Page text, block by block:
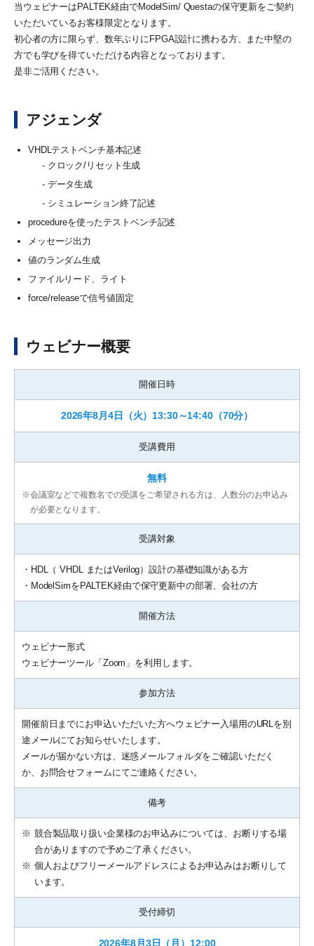
当ウェビナーはPALTEK経由でModelSim/ Questaの保守更新をご契約
いただいているお客様限定となります。
初心者の方に限らず、数年ぶりにFPGA設計に携わる方、また中堅の
方でも学びを得ていただける内容となっております。
是非ご活用ください。
アジェンダ
VHDLテストベンチ基本記述
クロック/リセット生成
データ生成
シミュレーション終了記述
procedureを使ったテストベンチ記述
メッセージ出力
値のランダム生成
ファイルリード、ライト
force/releaseで信号値固定
ウェビナー概要
開催日時
2026年8月4日（火）13:30～14:40（70分）
受講費用
無料
※会議室などで複数名での受講をご希望される方は、人数分のお申込み
が必要となります。
受講対象
・HDL（ VHDL またはVerilog）設計の基礎知識がある方
・ModelSimをPALTEK経由で保守更新中の部署、会社の方
開催方法
ウェビナー形式
ウェビナーツール「Zoom」を利用します。
参加方法
開催前日までにお申込いただいた方へウェビナー入場用のURLを別
途メールにてお知らせいたします。
メールが届かない方は、迷惑メールフォルダをご確認いただく
か、お問合せフォームにてご連絡ください。
備考
※ 競合製品取り扱い企業様のお申込みについては、お断りする場
合がありますので予めご了承ください。
※ 個人およびフリーメールアドレスによるお申込みはお断りして
います。
受付締切
2026年8月3日（月）12:00